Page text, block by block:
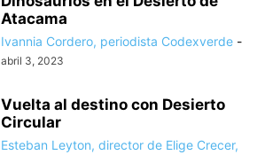
Atacama
Ivannia Cordero, periodista Codexverde -
abril 3, 2023
Vuelta al destino con Desierto
Circular
Esteban Leyton, director de Elige Crecer,